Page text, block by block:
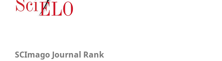
SCImago Journal Rank